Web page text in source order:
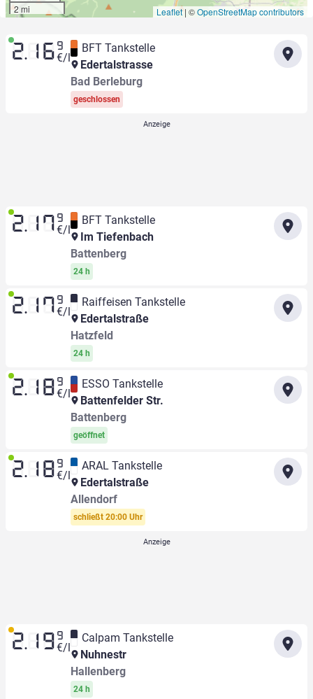
2 mi
Leaflet | ©OpenStreetMap contributors
2.16 9
€/l
BFT Tankstelle
Edertalstrasse
Bad Berleburg
geschlossen
2.17 9
€/l
BFT Tankstelle
Im Tiefenbach
Battenberg
24 h
2.17 9
€/l
Raiffeisen Tankstelle
Edertalstraße
Hatzfeld
24 h
2.18 9
€/l
ESSO Tankstelle
Battenfelder Str.
Battenberg
geöffnet
2.18 9
€/l
ARAL Tankstelle
Edertalstraße
Allendorf
schließt 20:00 Uhr
2.19 9
€/l
Calpam Tankstelle
Nuhnestr
Hallenberg
24 h